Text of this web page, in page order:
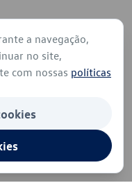
a navegação,
no site,
com nossas políticas